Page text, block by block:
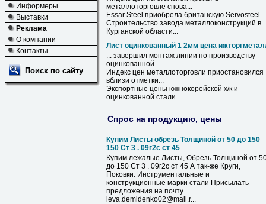
Информеры
Выставки
Реклама
О компании
Контакты
Поиск по сайту
металлоторговле снова...
Essar Steel приобрела британскую Servosteel
Строительство завода металлоконструкций в
Курганской области...
Лист оцинкованный 1 2мм цена
... завершил монтаж линии по производству
оцинкованной...
Индекс цен металлоторговли приостановился
вблизи отметки...
Экспортные цены южнокорейской х/к и
оцинкованной стали...
Спрос на продукцию, цены
Купим Листы обрезь Толщиной от 50 до 150
150 Ст 3 . 09г2с ст 45
Купим лежалые Листы, Обрезь Толщиной от
до 150 Ст 3 . 09г2с ст 45 А так-же Круги,
Поковки. Инструментальные и
конструкционные марки стали Присылать
предложения на почту
leva.demidenko02@mail.r...